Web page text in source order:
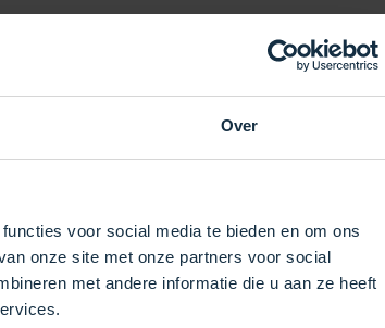
Over
voor social media te bieden en om ons
onze site met onze partners voor social
met andere informatie die u aan ze heeft